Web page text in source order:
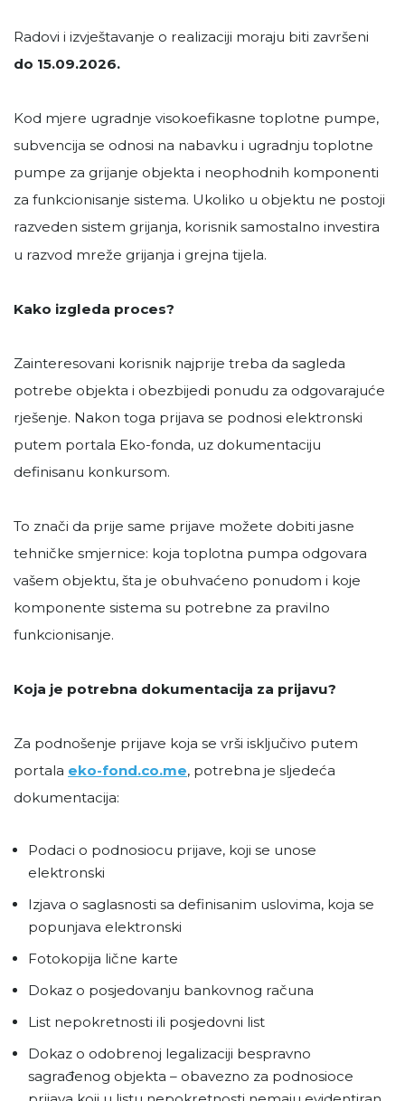
Radovi i izvještavanje o realizaciji moraju biti završeni
do 15.09.2026.
Kod mjere ugradnje visokoefikasne toplotne pumpe,
subvencija se odnosi na nabavku i ugradnju toplotne
pumpe za grijanje objekta i neophodnih komponenti
za funkcionisanje sistema. Ukoliko u objektu ne postoji
razveden sistem grijanja, korisnik samostalno investira
u razvod mreže grijanja i grejna tijela.
Kako izgleda proces?
Zainteresovani korisnik najprije treba da sagleda
potrebe objekta i obezbijedi ponudu za odgovarajuće
rješenje. Nakon toga prijava se podnosi elektronski
putem portala Eko-fonda, uz dokumentaciju
definisanu konkursom.
To znači da prije same prijave možete dobiti jasne
tehničke smjernice: koja toplotna pumpa odgovara
vašem objektu, šta je obuhvaćeno ponudom i koje
komponente sistema su potrebne za pravilno
funkcionisanje.
Koja je potrebna dokumentacija za prijavu?
Za podnošenje prijave koja se vrši isključivo putem
portala eko-fond.co.me, potrebna je sljedeća
dokumentacija:
Podaci o podnosiocu prijave, koji se unose
elektronski
Izjava o saglasnosti sa definisanim uslovima, koja se
popunjava elektronski
Fotokopija lične karte
Dokaz o posjedovanju bankovnog računa
List nepokretnosti ili posjedovni list
Dokaz o odobrenoj legalizaciji bespravno
sagrađenog objekta – obavezno za podnosioce